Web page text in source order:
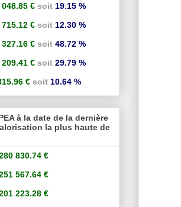
048.85 € soit 19.15 %
715.12 € soit 12.30 %
327.16 € soit 48.72 %
209.41 € soit 29.79 %
€ soit 10.64 %
à la date de la dernière
la plus haute de
830.74 €
567.64 €
223.28 €